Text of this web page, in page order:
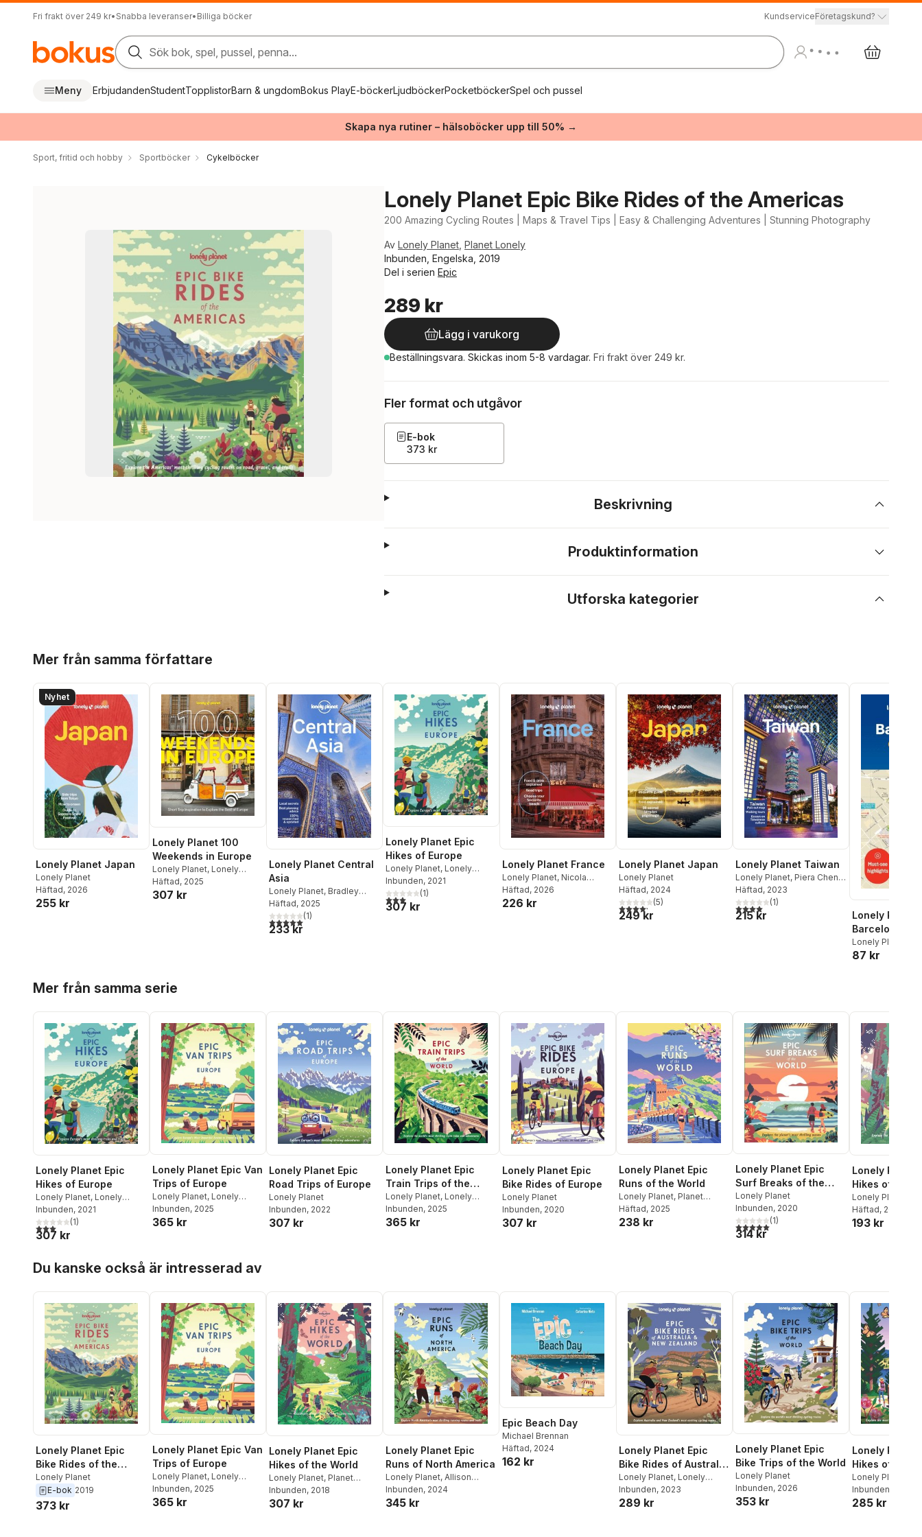
Fri frakt över 249 kr• Snabba leveranser• Billiga böcker KundserviceFöretagskund?
Sök bok, spel, pussel, penna...
Meny ErbjudandenStudentTopplistorBarn & ungdomBokus PlayE-böckerLjudböckerPocketböckerSpel och pussel
Skapa nya rutiner – hälsoböcker upp till 50% →
Sport, fritid och hobby Sportböcker Cykelböcker
Lonely Planet Epic Bike Rides of the Americas
200 Amazing Cycling Routes | Maps & Travel Tips | Easy & Challenging Adventures | Stunning Photography
Av Lonely Planet Planet Lonely
Inbunden, Engelska, 2019
Del i serien Epic
289 kr
Lägg i varukorg
Beställningsvara. Skickas inom 5-8 vardagar. Fri frakt över 249 kr.
Fler format och utgåvor
E-bok
373 kr
Beskrivning
Produktinformation
Utforska kategorier
Mer från samma författare
Nyhet
Lonely Planet Japan
Lonely Planet
Häftad, 2026
255 kr
Lonely Planet 100
Weekends in Europe
Lonely Planet, Lonely
Planet
Häftad, 2025
307 kr
Lonely Planet Central
Asia
Lonely Planet, Bradley
Mayhew,Mark Elliott
Kaminski,Stephen Lioy
Häftad, 2025
5,0utav 5 stjärnor. Totalt antal röster:
(1)
233 kr
Lonely Planet Epic
Hikes of Europe
Lonely Planet, Lonely
Planet
Inbunden, 2021
3,0utav 5 stjärnor. Totalt antal röster:
(1)
307 kr
Lonely Planet France
Lonely Planet, Nicola
Williams,Jean-Bernard
Carillet,Cyrena Lee
Häftad, 2026
226 kr
Lonely Planet Japan
Lonely Planet
Häftad, 2024
4,2utav 5 stjärnor. Totalt antal röster:
(5)
249 kr
Lonely Planet Taiwan
Lonely Planet, Piera Chen,
Dinah Gardner
Häftad, 2023
4,0utav 5 stjärnor. Totalt antal röster:
(1)
215 kr
Lonely Planet
Barcelona
Lonely Planet
87 kr
Mer från samma serie
Lonely Planet Epic
Hikes of Europe
Lonely Planet, Lonely
Planet
Inbunden, 2021
3,0utav 5 stjärnor. Totalt antal röster:
(1)
307 kr
Lonely Planet Epic Van
Trips of Europe
Lonely Planet, Lonely
Planet
Inbunden, 2025
365 kr
Lonely Planet Epic
Road Trips of Europe
Lonely Planet
Inbunden, 2022
307 kr
Lonely Planet Epic
Train Trips of the
World
Lonely Planet, Lonely
Planet
Inbunden, 2025
365 kr
Lonely Planet Epic
Bike Rides of Europe
Lonely Planet
Inbunden, 2020
307 kr
Lonely Planet Epic
Runs of the World
Lonely Planet, Planet
Lonely
Häftad, 2025
238 kr
Lonely Planet Epic
Surf Breaks of the
World
Lonely Planet
Inbunden, 2020
5,0utav 5 stjärnor. Totalt antal röster:
(1)
314 kr
Lonely Planet
Hikes of the
Lonely Planet
Planet
Häftad, 2021
193 kr
Du kanske också är intresserad av
Lonely Planet Epic
Bike Rides of the
Americas
Lonely Planet
E-bok 2019
373 kr
Lonely Planet Epic Van
Trips of Europe
Lonely Planet, Lonely
Planet
Inbunden, 2025
365 kr
Lonely Planet Epic
Hikes of the World
Lonely Planet, Planet
Lonely
Inbunden, 2018
307 kr
Lonely Planet Epic
Runs of North America
Lonely Planet, Allison
Burtka,Stephanie Case
Alison Mariella Désir
Inbunden, 2024
345 kr
Epic Beach Day
Michael Brennan
Häftad, 2024
162 kr
Lonely Planet Epic
Bike Rides of Australia
and New Zealand
Lonely Planet, Lonely
Planet
Inbunden, 2023
289 kr
Lonely Planet Epic
Bike Trips of the World
Lonely Planet
Inbunden, 2026
353 kr
Lonely Planet
Hikes of the
Lonely Planet
Pitts,Clifton
Polly Thomas
Inbunden
285 kr